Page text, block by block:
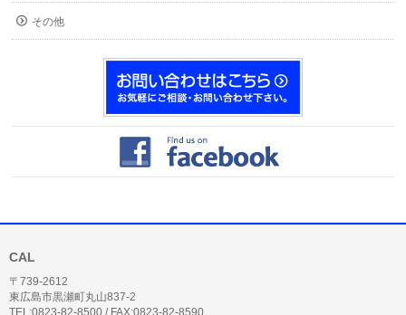
その他
CAL
〒739-2612
東広島市黒瀬町丸山837-2
TEL:0823-82-8500 / FAX:0823-82-8590